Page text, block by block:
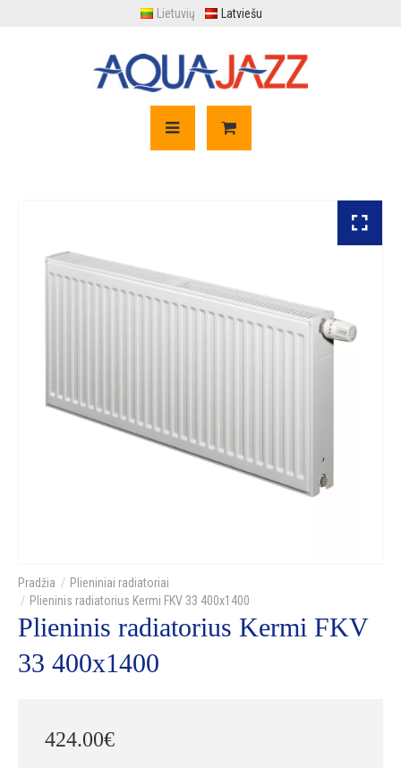
Lietuvių Latviešu
Plieniniai radiatoriai
Plieninis radiatorius Kermi FKV 33 400x1400
Plieninis radiatorius Kermi FKV
33 400x1400
424.00€